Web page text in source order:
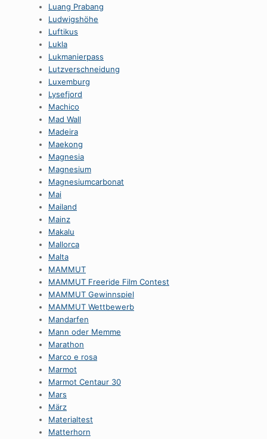
Luang Prabang
Ludwigshöhe
Luftikus
Lukla
Lukmanierpass
Lutzverschneidung
Luxemburg
Lysefjord
Machico
Mad Wall
Madeira
Maekong
Magnesia
Magnesium
Magnesiumcarbonat
Mai
Mailand
Mainz
Makalu
Mallorca
Malta
MAMMUT
MAMMUT Freeride Film Contest
MAMMUT Gewinnspiel
MAMMUT Wettbewerb
Mandarfen
Mann oder Memme
Marathon
Marco e rosa
Marmot
Marmot Centaur 30
Mars
März
Materialtest
Matterhorn